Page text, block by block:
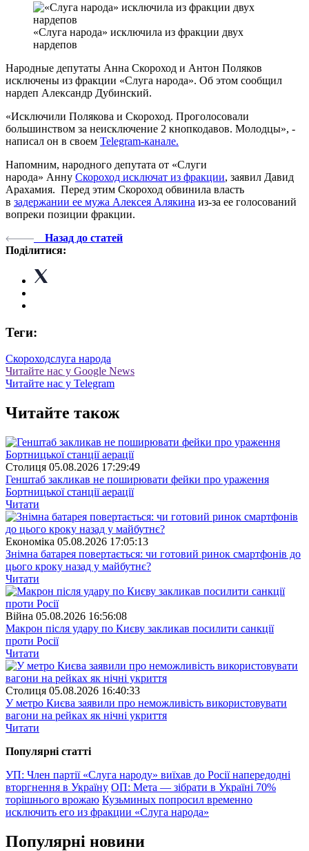
«Слуга народа» исключила из фракции двух
нардепов
Народные депутаты Анна Скороход и Антон Поляков
исключены из фракции «Слуга народа». Об этом сообщил
нардеп Александр Дубинский.
«Исключили Полякова и Скороход. Проголосовали
большинством за неисключение 2 кнопкодавов. Молодцы», -
написал он в своем Telegram-канале.
Напомним, народного депутата от «Слуги
народа» Анну Скороход исключат из фракции, заявил Давид
Арахамия. Перед этим Скороход обвинила власть
в задержании ее мужа Алексея Алякина из-за ее голосований
вопреки позиции фракции.
Назад до статей
Поділитися:
Теги:
Скороходслуга народа
Читайте нас у Google News
Читайте нас у Telegram
Читайте також
Столиця 05.08.2026 17:29:49
Генштаб закликав не поширювати фейки про ураження
Бортницької станції аерації
Читати
Економіка 05.08.2026 17:05:13
Знімна батарея повертається: чи готовий ринок смартфонів до
цього кроку назад у майбутнє?
Читати
Війна 05.08.2026 16:56:08
Макрон після удару по Києву закликав посилити санкції
проти Росії
Читати
Столиця 05.08.2026 16:40:33
У метро Києва заявили про неможливість використовувати
вагони на рейках як нічні укриття
Читати
Популярнi статтi
УП: Член партії «Слуга народу» виїхав до Росії напередодні
вторгнення в Україну ОП: Мета — зібрати в Україні 70%
торішнього врожаю Кузьминых попросил временно
исключить его из фракции «Слуга народа»
Популярнi новини